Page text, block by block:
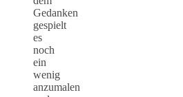
Gedanken
gespielt
es
noch
ein
wenig
anzumalen